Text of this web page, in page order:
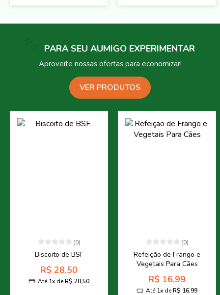
PARA SEU AUMIGO EXPERIMENTAR
Aproveite nossas ofertas para economizar!
VER PRODUTOS
(0)
Biscoito de BSF
R$ 28,50
Até1xdeR$ 28,50
(0)
Refeição de Frango e
Vegetais Para Cães
R$ 16,99
Até1xdeR$ 16,99